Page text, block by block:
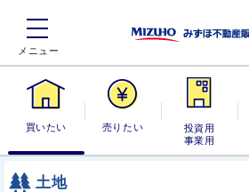
買いたい 売りたい
投資用・事業
用
土地